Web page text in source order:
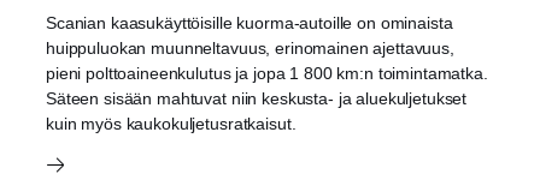
Scanian kaasukäyttöisille kuorma-autoille on ominaista
huippuluokan muunneltavuus, erinomainen ajettavuus,
pieni polttoaineenkulutus ja jopa 1 800 km:n toimintamatka.
Säteen sisään mahtuvat niin keskusta- ja aluekuljetukset
kuin myös kaukokuljetusratkaisut.